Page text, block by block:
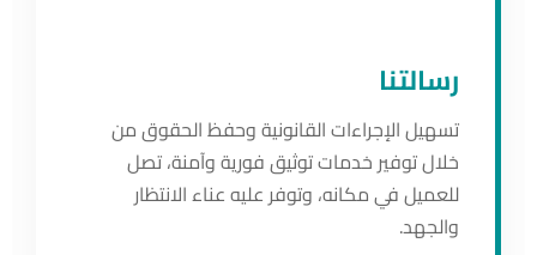
رسالتنا
تسهيل الإجراءات القانونية وحفظ الحقوق من
خلال توفير خدمات توثيق فورية وآمنة، تصل
للعميل في مكانه، وتوفر عليه عناء الانتظار
والجهد.